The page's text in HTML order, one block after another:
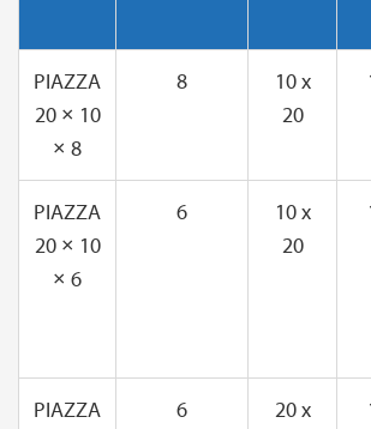
PIAZZA
20 × 10
× 8
8
10 x
20
PIAZZA
20 × 10
× 6
6
10 x
20
PIAZZA
6
20 x